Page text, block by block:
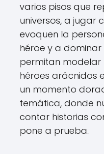
varios pisos que
universos, a jugar
evoquen la
héroe y a
permitan modelar
héroes arácnidos
un momento
temática, donde
contar historias
pone a prueba.